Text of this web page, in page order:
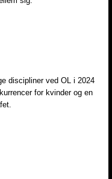
discipliner ved OL i 2024
for kvinder og en